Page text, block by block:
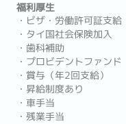
福利厚生
・ビザ・労働許可証支給
・タイ国社会保険加入
・歯科補助
・プロビデントファンド
・賞与（年2回支給）
・昇給制度あり
・車手当
・残業手当